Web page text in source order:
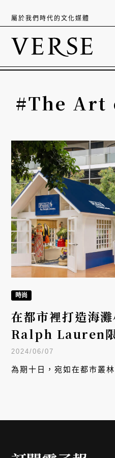
屬於我們時代的文化媒體
#The Art
時尚
在都市裡打造海
Ralph Lauren限
夏日海洋風方案
2024/06/07
為期十日，宛如在都市叢